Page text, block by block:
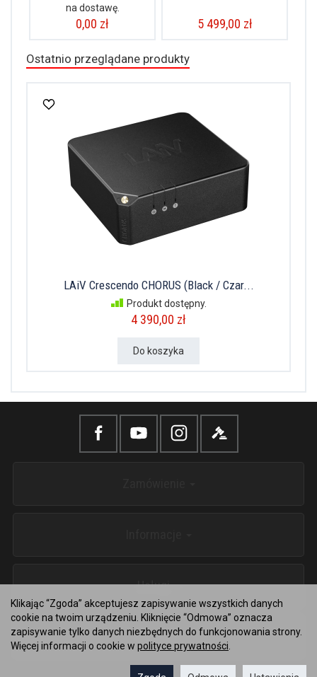
na dostawę.
0,00 zł 5 499,00 zł
Ostatnio przeglądane produkty
LAiV Crescendo CHORUS (Black / Czar...
Produkt dostępny.
4 390,00 zł
Do koszyka
Usługi
Kontakt
Klikając “Zgoda” akceptujesz zapisywanie wszystkich danych
cookie na twoim urządzeniu. Kliknięcie “Odmowa” oznacza
zapisywanie tylko danych niezbędnych do funkcjonowania strony.
Więcej informacji o cookie w polityce prywatności